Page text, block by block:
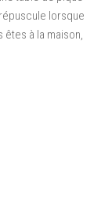
lorsque
à la maison,